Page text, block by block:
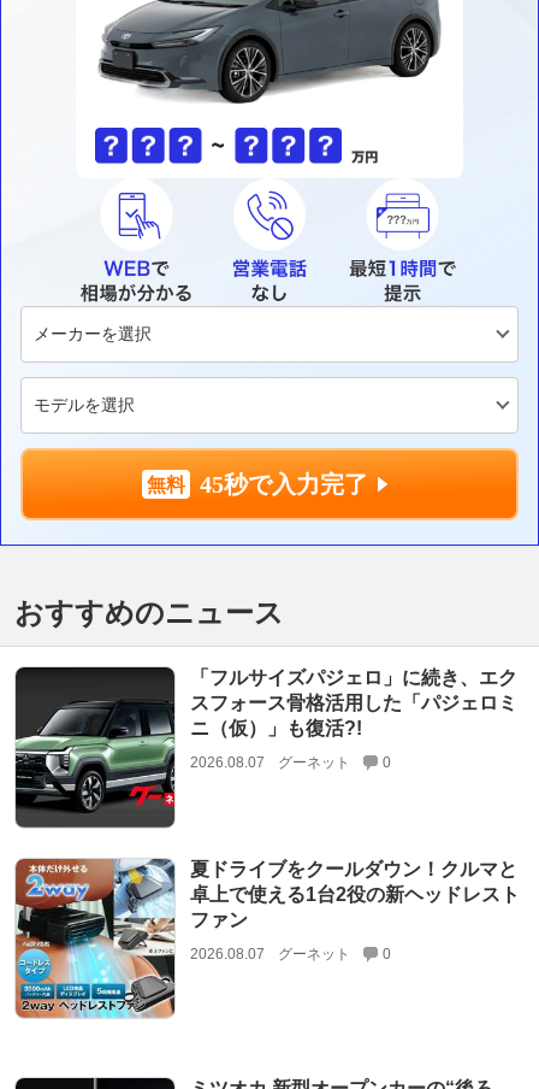
45秒で入力完了
おすすめのニュース
「フルサイズパジェロ」に続き、エク
スフォース骨格活用した「パジェロミ
ニ（仮）」も復活?!
2026.08.07 グーネット 0
夏ドライブをクールダウン！クルマと
卓上で使える1台2役の新ヘッドレスト
ファン
2026.08.07 グーネット 0